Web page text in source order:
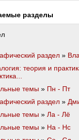
разделы
раздел »
теория и
темы » Пн - Пт
раздел »
темы » Ла - Лё
темы » На - Нс